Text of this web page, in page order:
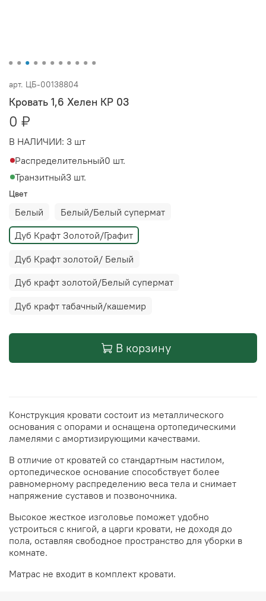
арт. ЦБ-00138804
Кровать 1,6 Хелен КР 03
0 ₽
В НАЛИЧИИ: 3 шт
Распределительный0 шт.
Транзитный3 шт.
Цвет
Белый
Белый/Белый супермат
Дуб Крафт Золотой/Графит
Дуб Крафт золотой/ Белый
Дуб крафт золотой/Белый супермат
Дуб крафт табачный/кашемир
В корзину
Конструкция кровати состоит из металлического
основания с опорами и оснащена ортопедическими
ламелями с амортизирующими качествами.
В отличие от кроватей со стандартным настилом,
ортопедическое основание способствует более
равномерному распределению веса тела и снимает
напряжение суставов и позвоночника.
Высокое жесткое изголовье поможет удобно
устроиться с книгой, а царги кровати, не доходя до
пола, оставляя свободное пространство для уборки в
комнате.
Матрас не входит в комплект кровати.